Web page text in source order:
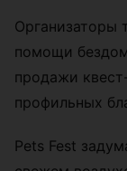
Организаторы
помощи
продажи
профильных
Pets Fest